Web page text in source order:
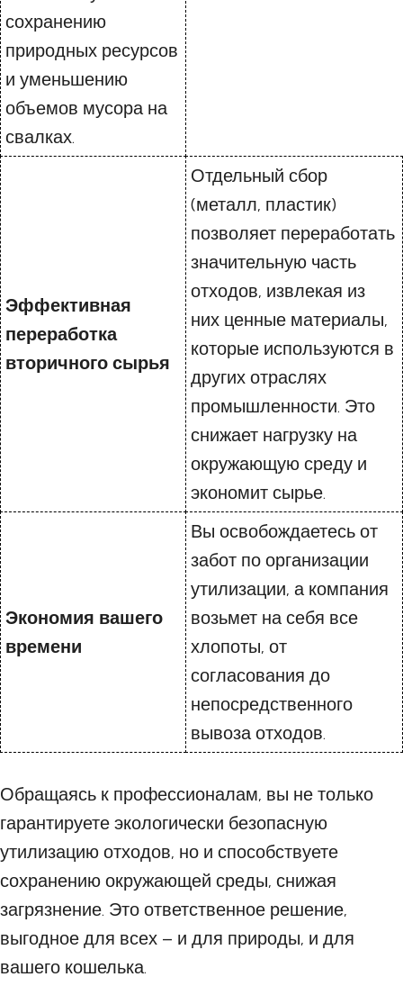
сохранению
природных ресурсов
и уменьшению
объемов мусора на
свалках.
Эффективная
переработка
вторичного сырья
Отдельный сбор
(металл, пластик)
позволяет переработать
значительную часть
отходов, извлекая из
них ценные материалы,
которые используются в
других отраслях
промышленности. Это
снижает нагрузку на
окружающую среду и
экономит сырье.
Экономия вашего
времени
Вы освобождаетесь от
забот по организации
утилизации, а компания
возьмет на себя все
хлопоты, от
согласования до
непосредственного
вывоза отходов.
Обращаясь к профессионалам, вы не только
гарантируете экологически безопасную
утилизацию отходов, но и способствуете
сохранению окружающей среды, снижая
загрязнение. Это ответственное решение,
выгодное для всех – и для природы, и для
вашего кошелька.